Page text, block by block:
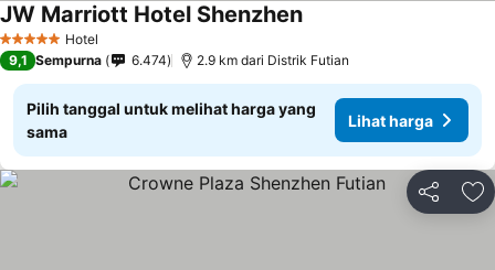
5 Bintang Hotel
JW Marriott Hotel ShenzhenLihat harga
9,1 Sempurna 6.474 2.9 km dari Distrik Futian
Pilih tanggal untuk melihat harga yang
sama
Lihat harga
Bagikan